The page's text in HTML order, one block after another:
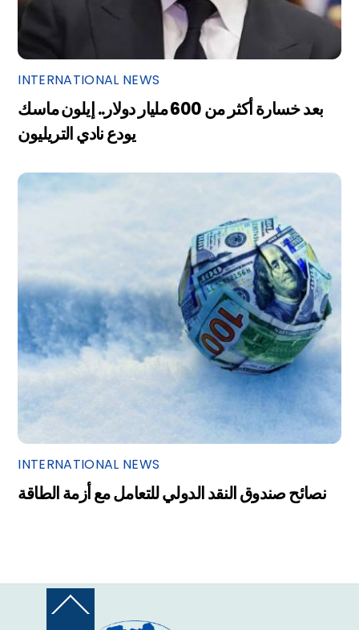
INTERNATIONAL NEWS
بعد خسارة أكثر من 600 مليار دولار.. إيلون ماسك
يودع نادي التريليون
INTERNATIONAL NEWS
نصائح صندوق النقد الدولي للتعامل مع أزمة الطاقة
Back